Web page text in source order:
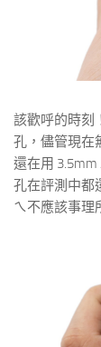
該歡呼的時刻
孔，儘管現在
還在用
孔在評測中都
ㄟ不應該事理